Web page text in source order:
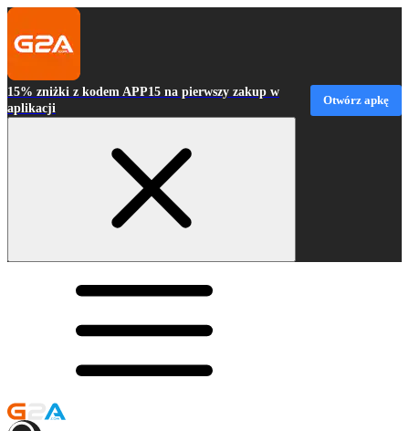
15% zniżki z kodem APP15 na pierwszy zakup w
aplikacji
Otwórz apkę